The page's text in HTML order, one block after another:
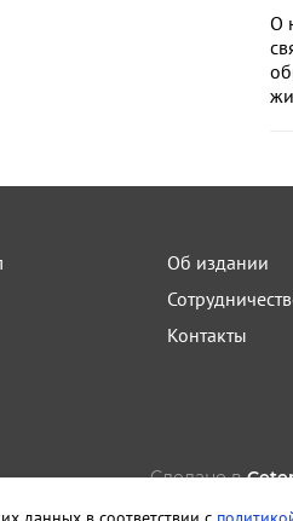
О
Об издании
Контакты
Сделано в